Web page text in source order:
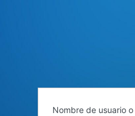
Nombre de usuario